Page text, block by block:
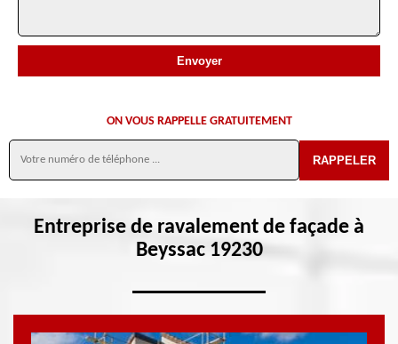
ON VOUS RAPPELLE GRATUITEMENT
Entreprise de ravalement de façade à
Beyssac 19230